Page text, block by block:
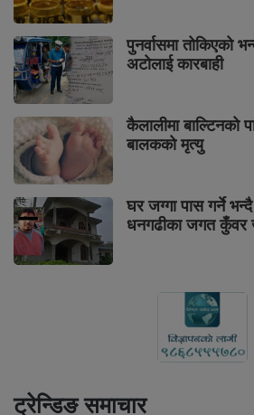
पुनर्वासमा तोकिएको
अटोलाई कारबाही
कैलालीमा बाल्टिनको
बालकको मृत्यु
घर जग्गा पास गर्ने
धनगढीका जगत
ट्रेन्डिङ समाचार